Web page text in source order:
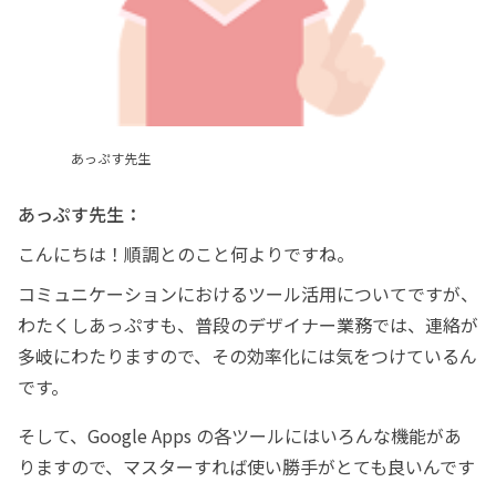
あっぷす先生
あっぷす先生：
こんにちは！順調とのこと何よりですね。
コミュニケーションにおけるツール活用についてですが、
わたくしあっぷすも、普段のデザイナー業務では、連絡が
多岐にわたりますので、その効率化には気をつけているん
です。
そして、Google Apps の各ツールにはいろんな機能があ
りますので、マスターすれば使い勝手がとても良いんです